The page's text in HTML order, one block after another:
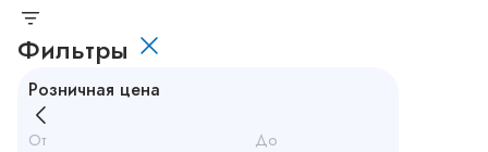
Фильтры
Розничная цена
От До